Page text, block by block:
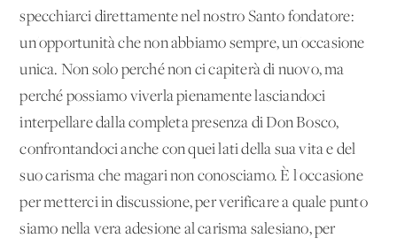
specchiarci direttamente nel nostro Santo fondatore:
un'opportunità che non abbiamo sempre, un'occasione
unica. Non solo perché non ci capiterà di nuovo, ma
perché possiamo viverla pienamente lasciandoci
interpellare dalla completa presenza di Don Bosco,
confrontandoci anche con quei lati della sua vita e del
suo carisma che magari non conosciamo. È l'occasione
per metterci in discussione, per verificare a quale punto
siamo nella vera adesione al carisma salesiano, per